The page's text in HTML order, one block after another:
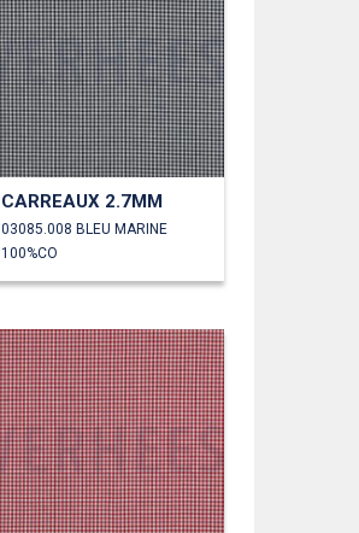
CARREAUX 2.7MM
03085.008 BLEU MARINE
100%CO